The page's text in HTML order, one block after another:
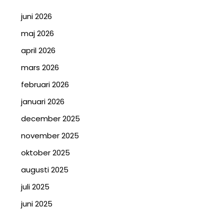
juni 2026
maj 2026
april 2026
mars 2026
februari 2026
januari 2026
december 2025
november 2025
oktober 2025
augusti 2025
juli 2025
juni 2025